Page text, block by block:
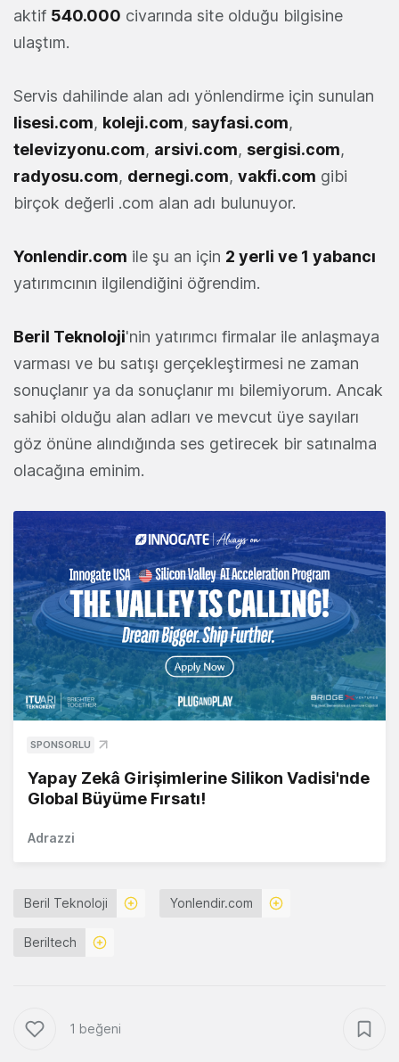
aktif 540.000 civarında site olduğu bilgisine
ulaştım.
Servis dahilinde alan adı yönlendirme için sunulan
lisesi.com, koleji.com, sayfasi.com,
televizyonu.com, arsivi.com, sergisi.com,
radyosu.com, dernegi.com, vakfi.com gibi
birçok değerli .com alan adı bulunuyor.
Yonlendir.com ile şu an için 2 yerli ve 1 yabancı
yatırımcının ilgilendiğini öğrendim.
Beril Teknoloji'nin yatırımcı firmalar ile anlaşmaya
varması ve bu satışı gerçekleştirmesi ne zaman
sonuçlanır ya da sonuçlanır mı bilemiyorum. Ancak
sahibi olduğu alan adları ve mevcut üye sayıları
göz önüne alındığında ses getirecek bir satınalma
olacağına eminim.
SPONSORLU
Yapay Zekâ Girişimlerine Silikon Vadisi'nde
Global Büyüme Fırsatı!
Adrazzi
Beril Teknoloji Yonlendir.com
Beriltech
1 beğeni